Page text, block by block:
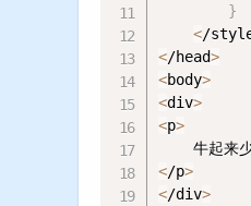
}
</
</head>
<body>
<div>
<p>
</p>
</div>